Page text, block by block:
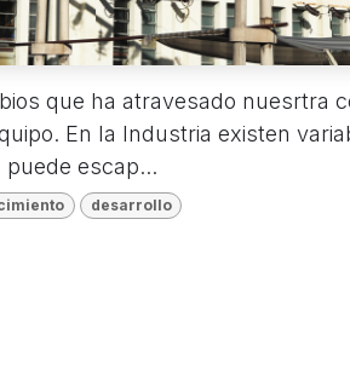
que ha atravesado nuesrtra
En la Industria existen
escap...
desarrollo